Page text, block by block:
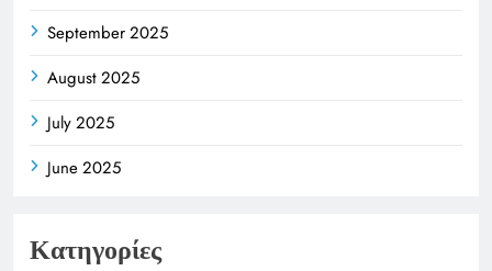
September 2025
August 2025
July 2025
June 2025
Κατηγορίες